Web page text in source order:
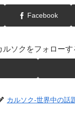
Facebook
ルソクをフォローす
カルソク-世界中の話